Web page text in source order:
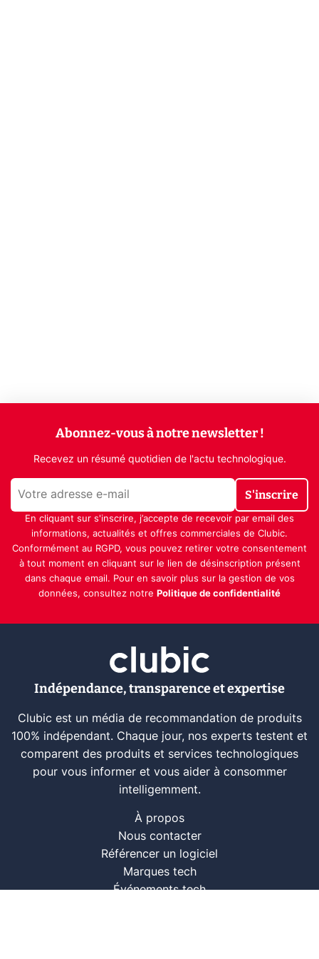
Abonnez-vous à notre newsletter !
Recevez un résumé quotidien de l'actu technologique.
S'inscrire
En cliquant sur s'inscrire, j’accepte de recevoir par email des
informations, actualités et offres commerciales de Clubic.
Conformément au RGPD, vous pouvez retirer votre consentement
à tout moment en cliquant sur le lien de désinscription présent
dans chaque email. Pour en savoir plus sur la gestion de vos
données, consultez notre Politique de confidentialité
Indépendance, transparence et expertise
Clubic est un média de recommandation de produits
100% indépendant. Chaque jour, nos experts testent et
comparent des produits et services technologiques
pour vous informer et vous aider à consommer
intelligemment.
À propos
Nous contacter
Référencer un logiciel
Marques tech
Événements tech